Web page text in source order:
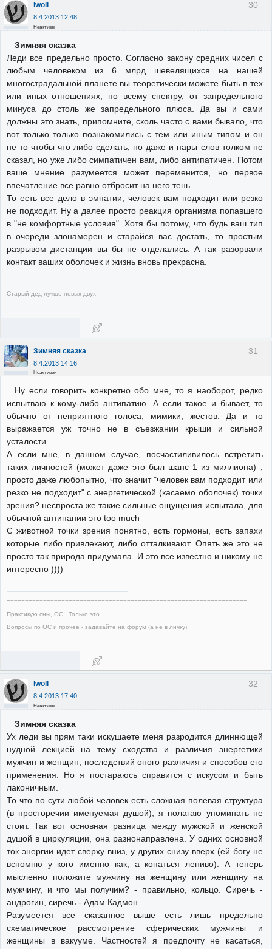
30
Iwoll
8.4.2013 12:48
Неактивен
Зимняя сказка
Леди все предельно просто. Согласно закону средних чисел с
любым человеком из 6 млрд шевелящихся на нашей
многострадальной планете вы теоретически можете быть в тех
или иных отношениях, по всему спектру, от запредельного
минуса до столь же запредельного плюса. Да вы и сами
должны это знать, припомните, сколь часто с вами бывало, что
вот только только познакомились с тем или иным типом и он
не то чтобы что либо сделать, но даже и пары слов толком не
сказал, но уже либо симпатичен вам, либо антипатичен. Потом
ваше мнение разумеется может переменится, но первое
впечатление все равно отбросит на него тень.
То есть все дело в эмпатии, человек вам подходит или резко
не подходит. Ну а далее просто реакция организма попавшего
в "не комфортные условия". Хотя бы потому, что будь ваш тип
в очереди злонамерен и старайся вас достать, то простым
разрывом дистанции вы бы не отделались. А так разорвали
контакт ваших оболочек и жизнь вновь прекрасна.
Старый дед лучше новых двух
31
Зимняя сказка
8.4.2013 14:16
Неактивен
Ну если говорить конкретно обо мне, то я наоборот, редко
испытваю к кому-либо антипатию. А если такое и бывает, то
обычно от неприятного голоса, мимики, жестов. Да и то
выражается уж точно не в съезжании крыши и сильной
усталости.
А если мне, в данном случае, посчастиливилось встретить
таких личностей (может даже это был шанс 1 из миллиона) ,
просто даже любопытно, что значит "человек вам подходит или
резко не подходит" с энергетической (касаемо оболочек) точки
зрения? неспроста же такие сильные ощущения испытала, для
обычной антипании это too much
С животной точки зрения понятно, есть гормоны, есть запахи
которые либо привлекают, либо отталкивают. Опять же это не
просто так природа придумала. И это все известно и никому не
интересно ))))
==================================================================
Практикую сны, ОС. Только это.
Вопросы по ОС и прочее - задавайте на форум (а не в личку).
32
Iwoll
8.4.2013 17:40
Неактивен
Зимняя сказка
Ух леди вы прям таки искушаете меня разродится длиннющей
нудной лекцией на тему сходства и различия энергетики
мужчин и женщин, последствий оного различия и способов его
применения. Но я постараюсь справится с искусом и быть
лаконичным.
То что по сути любой человек есть сложная полевая структура
(в просторечии именуемая душой), я полагаю упоминать не
стоит. Так вот основная разница между мужской и женской
душой в циркуляции, она разнонаправлена. У одних основной
ток энергии идет сверху вниз, у других снизу вверх (ей богу не
вспомню у кого именно как, а копаться лениво). А теперь
мысленно положите мужчину на женщину или женщину на
мужчину, и что мы получим? - правильно, кольцо. Сиречь -
андрогин, сиречь - Адам Кадмон.
Разумеется все сказанное выше есть лишь предельно
схематическое рассмотрение сферических мужчины и
женщины в вакууме. Частностей я предпочту не касаться,